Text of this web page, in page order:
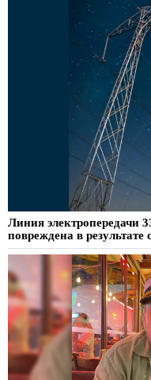
Линия электропередачи
повреждена в